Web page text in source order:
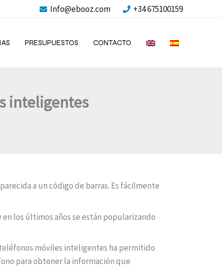
Info@ebooz.com +34 675100159
PRESUPUESTOS CONTACTO
inteligentes
a un código de barras. Es fácilmente
en los últimos años se están popularizando
móviles inteligentes ha permitido
para obtener la información que